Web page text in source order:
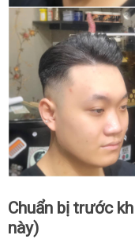
Chuẩn bị trước
này)